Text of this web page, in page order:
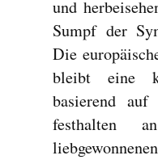
und
Sumpf der
Die
bleibt eine
basierend auf
festhalten